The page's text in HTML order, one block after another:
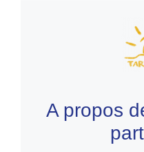
A propos